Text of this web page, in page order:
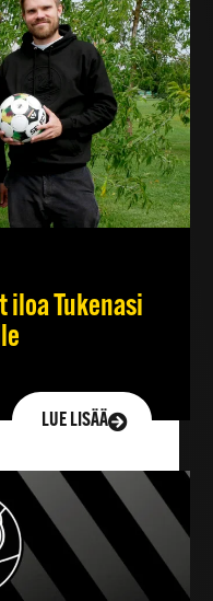
iloa Tukenasi
LUE LISÄÄ